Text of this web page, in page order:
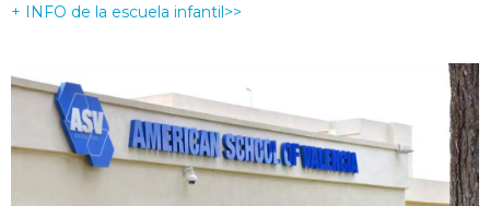
+ INFO de la escuela infantil>>